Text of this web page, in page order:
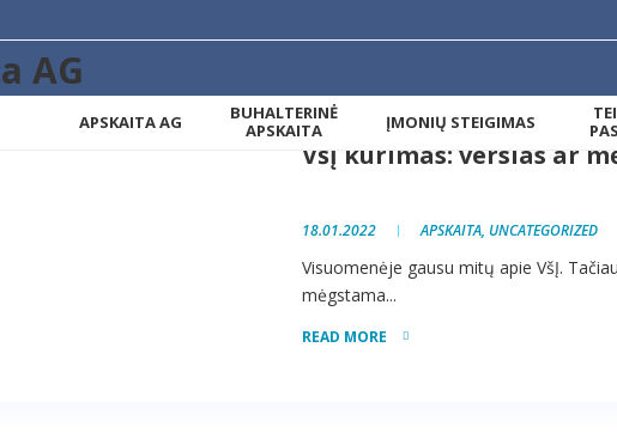
APSKAITA AG
BUHALTERINĖ
APSKAITA
ĮMONIŲ STEIGIMAS
VšĮ kūrimas: verslas ar
18.01.2022 APSKAITA, UNCATEGORIZED
Visuomenėje gausu mitų apie VšĮ.
mėgstama...
READ MORE